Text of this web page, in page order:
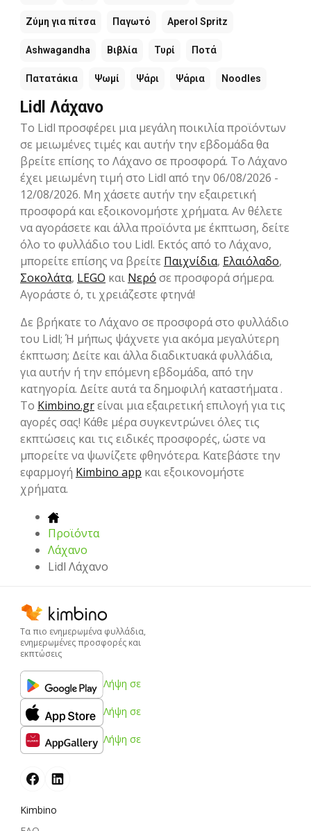
Ζύμη για πίτσα Παγωτό Aperol Spritz
Ashwagandha Βιβλία Τυρί Ποτά
Πατατάκια Ψωμί Ψάρι Ψάρια Noodles
Lidl Λάχανο
Το Lidl προσφέρει μια μεγάλη ποικιλία προϊόντων
σε μειωμένες τιμές και αυτήν την εβδομάδα θα
βρείτε επίσης το Λάχανο σε προσφορά. Το Λάχανο
έχει μειωμένη τιμή στο Lidl από την 06/08/2026 -
12/08/2026. Μη χάσετε αυτήν την εξαιρετική
προσφορά και εξοικονομήστε χρήματα. Αν θέλετε
να αγοράσετε και άλλα προϊόντα με έκπτωση, δείτε
όλο το φυλλάδιο του Lidl. Εκτός από το Λάχανο,
μπορείτε επίσης να βρείτε Παιχνίδια, Ελαιόλαδο,
Σοκολάτα, LEGO και Νερό σε προσφορά σήμερα.
Αγοράστε ό, τι χρειάζεστε φτηνά!
Δε βρήκατε το Λάχανο σε προσφορά στο φυλλάδιο
του Lidl; Ή μήπως ψάχνετε για ακόμα μεγαλύτερη
έκπτωση; Δείτε και άλλα διαδικτυακά φυλλάδια,
για αυτήν ή την επόμενη εβδομάδα, από την
κατηγορία. Δείτε αυτά τα δημοφιλή καταστήματα .
Το Kimbino.grείναι μια εξαιρετική επιλογή για τις
αγορές σας! Κάθε μέρα συγκεντρώνει όλες τις
εκπτώσεις και τις ειδικές προσφορές, ώστε να
μπορείτε να ψωνίζετε φθηνότερα. Κατεβάστε την
εφαρμογή Kimbino app και εξοικονομήστε
χρήματα.
Προϊόντα
Λάχανο
Lidl Λάχανο
Τα πιο ενημερωμένα φυλλάδια,
ενημερωμένες προσφορές και
εκπτώσεις
Λήψη σε
Λήψη σε
Λήψη σε
Kimbino